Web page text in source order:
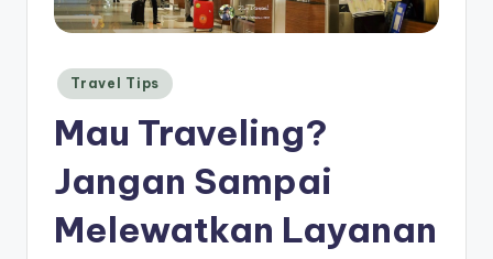
Posted
in
Travel Tips
Mau Traveling?
Jangan Sampai
Melewatkan Layanan